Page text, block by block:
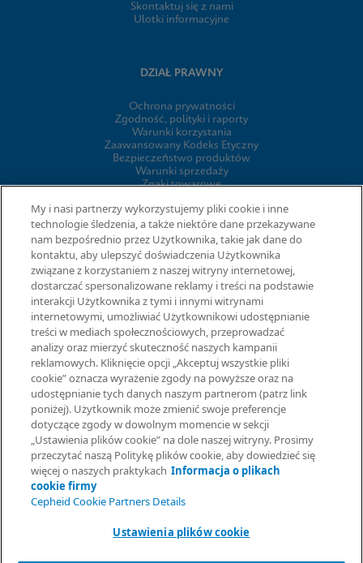
Skontaktuj się z nami
Ulotki informacyjne
DZIAŁ PRAWNY
Ochrona prywatności
Zgodność, polityki i raporty
Warunki korzystania
Zaawansowany Kodeks Etyczny
Bezpieczeństwo produktów
Warunki sprzedaży
Znaki towarowe
Cepheid Grant & Donation Program
Ustawienia plików cookie
UMOWY
Umowa o przetwarzaniu danych
Społeczności partnerów
Information Security Terms and Conditions
© 2026 Cepheid. Cepheid®, logo Cepheid, GeneXpert®, Xpert® i
I-CORE® to znaki towarowe spółki Cepheid, zarejestrowane w
USA i w innych krajach.
My i nasi partnerzy wykorzystujemy pliki cookie i inne
technologie śledzenia, a także niektóre dane przekazywane
nam bezpośrednio przez Użytkownika, takie jak dane do
kontaktu, aby ulepszyć doświadczenia Użytkownika
związane z korzystaniem z naszej witryny internetowej,
dostarczać spersonalizowane reklamy i treści na podstawie
interakcji Użytkownika z tymi i innymi witrynami
internetowymi, umożliwiać Użytkownikowi udostępnianie
treści w mediach społecznościowych, przeprowadzać
analizy oraz mierzyć skuteczność naszych kampanii
reklamowych. Kliknięcie opcji „Akceptuj wszystkie pliki
cookie” oznacza wyrażenie zgody na powyższe oraz na
udostępnianie tych danych naszym partnerom (patrz link
poniżej). Użytkownik może zmienić swoje preferencje
dotyczące zgody w dowolnym momencie w sekcji
„Ustawienia plików cookie” na dole naszej witryny. Prosimy
przeczytać naszą Politykę plików cookie, aby dowiedzieć się
więcej o naszych praktykach Informacja o plikach
cookie firmy
Cepheid Cookie Partners Details
Ustawienia plików cookie